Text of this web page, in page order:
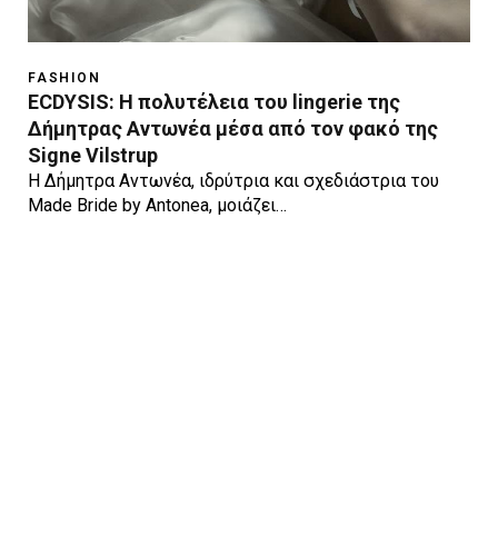
FASHION
ECDYSIS: H πολυτέλεια του lingerie της
Δήμητρας Αντωνέα μέσα από τον φακό της
Signe Vilstrup
Η Δήμητρα Αντωνέα, ιδρύτρια και σχεδιάστρια του
Made Bride by Antonea, μοιάζει…